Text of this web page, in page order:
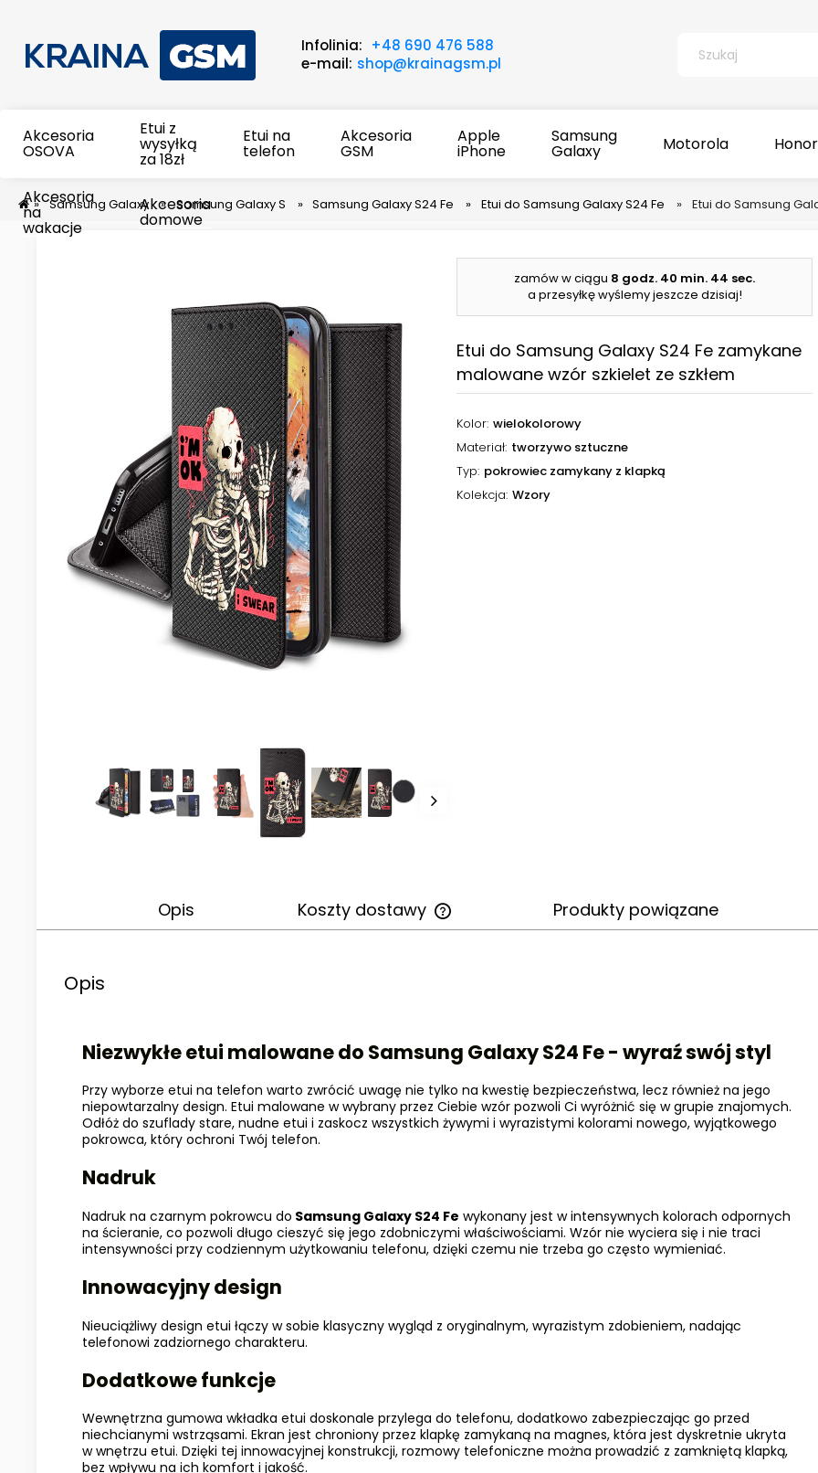
Infolinia: +48 690 476 588
e-mail: shop@krainagsm.pl
Akcesoria
OSOVA
Etui z
wysyłką
za 18zł
Etui na
telefon
Akcesoria
GSM
Apple
iPhone
Samsung
Galaxy Motorola Honor
Akcesoria
na
wakacje
Akcesoria
domowe
» Samsung Galaxy » Samsung Galaxy S » Samsung Galaxy S24 Fe » Etui do Samsung Galaxy S24 Fe » Etui do Samsung
zamów w ciągu 8 godz. 40 min. 43 sec.
a przesyłkę wyślemy jeszcze dzisiaj!
Etui do Samsung Galaxy S24 Fe zamykane
malowane wzór szkielet ze szkłem
Kolor wielokolorowy
Materiał tworzywo sztuczne
Typ pokrowiec zamykany z klapką
Kolekcja Wzory
Opis Koszty dostawy Produkty powiązane
Opis
Niezwykłe etui malowane do Samsung Galaxy S24 Fe - wyraź swój styl
Przy wyborze etui na telefon warto zwrócić uwagę nie tylko na kwestię bezpieczeństwa, lecz również na jego
niepowtarzalny design. Etui malowane w wybrany przez Ciebie wzór pozwoli Ci wyróżnić się w grupie znajomych.
Odłóż do szuflady stare, nudne etui i zaskocz wszystkich żywymi i wyrazistymi kolorami nowego, wyjątkowego
pokrowca, który ochroni Twój telefon.
Nadruk
Nadruk na czarnym pokrowcu do Samsung Galaxy S24 Fe wykonany jest w intensywnych kolorach odpornych
na ścieranie, co pozwoli długo cieszyć się jego zdobniczymi właściwościami. Wzór nie wyciera się i nie traci
intensywności przy codziennym użytkowaniu telefonu, dzięki czemu nie trzeba go często wymieniać.
Innowacyjny design
Nieuciążliwy design etui łączy w sobie klasyczny wygląd z oryginalnym, wyrazistym zdobieniem, nadając
telefonowi zadziornego charakteru.
Dodatkowe funkcje
Wewnętrzna gumowa wkładka etui doskonale przylega do telefonu, dodatkowo zabezpieczając go przed
niechcianymi wstrząsami. Ekran jest chroniony przez klapkę zamykaną na magnes, która jest dyskretnie ukryta
w wnętrzu etui. Dzięki tej innowacyjnej konstrukcji, rozmowy telefoniczne można prowadzić z zamkniętą klapką,
bez wpływu na ich komfort i jakość.